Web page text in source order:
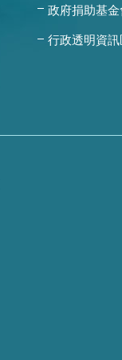
政府捐助基金
行政透明資訊